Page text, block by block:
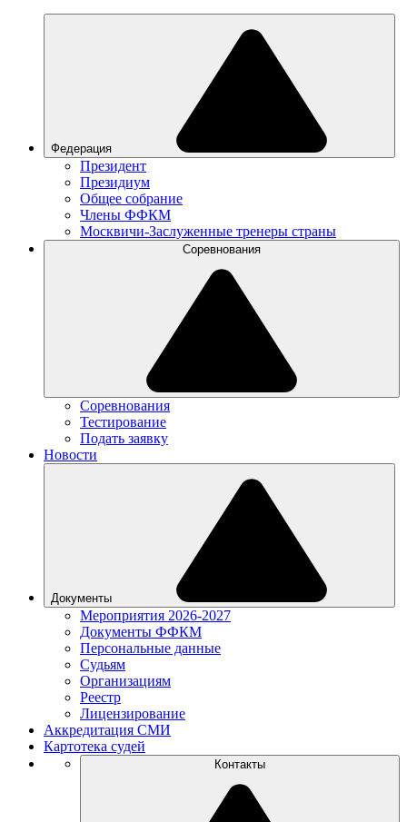
Федерация
Президент
Президиум
Общее собрание
Члены ФФКМ
Москвичи-Заслуженные тренеры страны
Соревнования
Соревнования
Тестирование
Подать заявку
Новости
Документы
Мероприятия 2026-2027
Документы ФФКМ
Персональные данные
Судьям
Организациям
Реестр
Лицензирование
Аккредитация СМИ
Картотека судей
Контакты